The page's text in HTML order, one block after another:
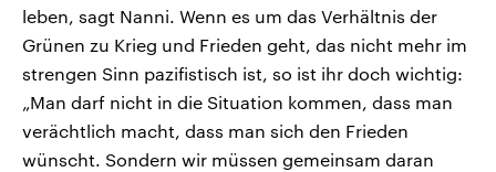
leben, sagt Nanni. Wenn es um das Verhältnis der
Grünen zu Krieg und Frieden geht, das nicht mehr im
strengen Sinn pazifistisch ist, so ist ihr doch wichtig:
„Man darf nicht in die Situation kommen, dass man
verächtlich macht, dass man sich den Frieden
wünscht. Sondern wir müssen gemeinsam daran